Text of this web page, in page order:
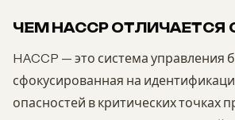
ЧЕМ HACCP ОТЛИЧАЕТСЯ
HACCP — это система управления
сфокусированная на
опасностей в критических точках